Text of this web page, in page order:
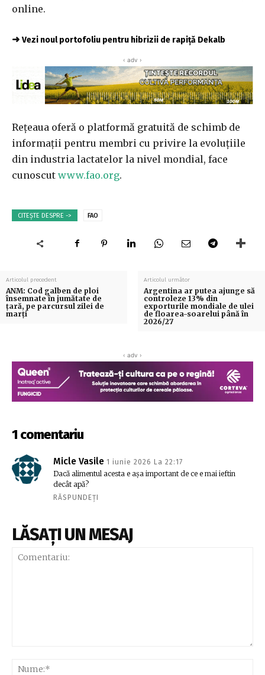
online.
➜ Vezi noul portofoliu pentru hibrizii de rapiță Dekalb
‹ adv ›
Rețeaua oferă o platformă gratuită de schimb de
informații pentru membri cu privire la evoluțiile
din industria lactatelor la nivel mondial, face
cunoscut www.fao.org.
CITEȘTE DESPRE -> FAO
Articolul precedent
ANM: Cod galben de ploi
însemnate în jumătate de
ţară, pe parcursul zilei de
marţi
Articolul următor
Argentina ar putea ajunge să
controleze 13% din
exporturile mondiale de ulei
de floarea-soarelui până în
2026/27
‹ adv ›
1 comentariu
Micle Vasile 1 iunie 2026 La 22:17
Dacă alimentul acesta e așa important de ce e mai ieftin
decât apă?
RĂSPUNDEȚI
LĂSAȚI UN MESAJ